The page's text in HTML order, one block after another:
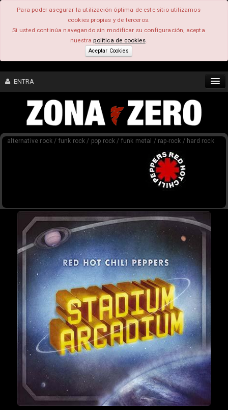
Para poder asegurar la utilización óptima de este sitio utilizamos
cookies propias y de terceros.
Si usted continúa navegando sin modificar su configuración, acepta
nuestrapolítica de cookies.
Aceptar Cookies
ENTRA
CONTENIDO
alternative rock / funk rock / pop rock / funk metal / rap-rock / hard rock